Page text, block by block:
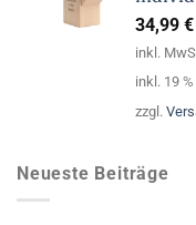
34,99 €
inkl.
inkl. 19
zzgl.
Neueste Beiträge